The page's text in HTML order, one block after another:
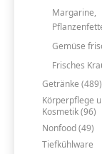
Margarine,
Gemüse
Frisches
Getränke (489)
Körperpflege
Kosmetik (96)
Nonfood (49)
Tiefkühlware